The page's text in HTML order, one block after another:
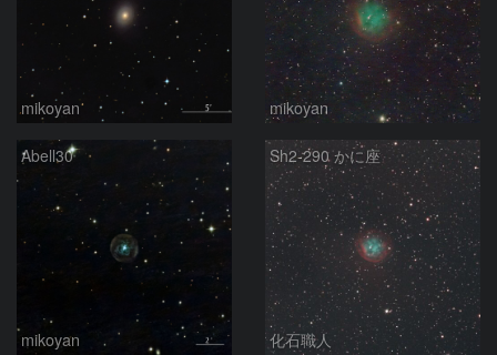
mikoyan mikoyan
Abell30
mikoyan
Sh2-290 かに座
化石職人